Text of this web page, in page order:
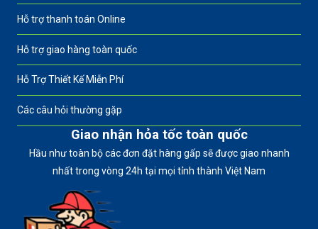
Hỗ trợ thanh toán Online
Hỗ trợ giao hàng toàn quốc
Hỗ Trợ Thiết Kế Miễn Phí
Các câu hỏi thường gặp
Giao nhận hỏa tốc toàn quốc
Hầu như toàn bộ các đơn đặt hàng gấp sẽ được giao nhanh
nhất trong vòng 24h tại mọi tỉnh thành Việt Nam